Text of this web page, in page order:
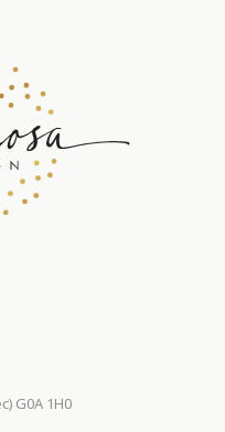
G0A 1H0